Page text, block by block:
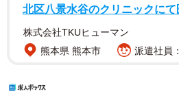
北区八景水谷のクリニックに
株式会社TKUヒューマン
熊本県 熊本市
派遣社員